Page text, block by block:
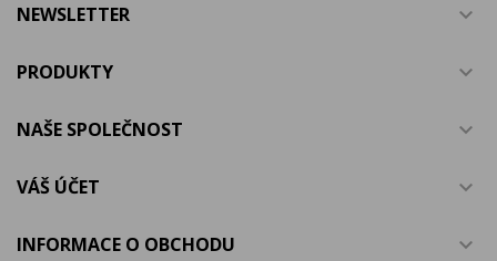
NEWSLETTER 
PRODUKTY 
NAŠE SPOLEČNOST 
VÁŠ ÚČET 
INFORMACE O OBCHODU 